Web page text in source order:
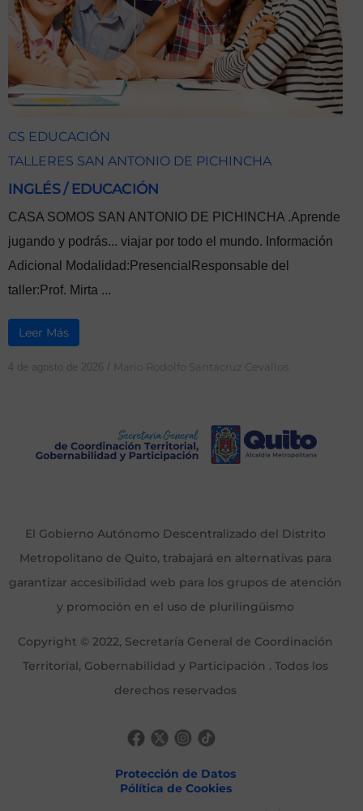
CS EDUCACIÓN
TALLERES SAN ANTONIO DE PICHINCHA
INGLÉS / EDUCACIÓN
CASA SOMOS SAN ANTONIO DE PICHINCHA .Aprende
jugando y podrás... viajar por todo el mundo. Información
Adicional Modalidad:PresencialResponsable del
taller:Prof. Mirta ...
Leer Más
4 de agosto de 2026 / Mario Rodolfo Santacruz Cevallos
El Gobierno Autónomo Descentralizado del Distrito
Metropolitano de Quito, trabajará en alternativas para
garantizar accesibilidad web para los grupos de atención
y promoción en el uso de plurilingüismo
Copyright © 2022, Secretaría General de Coordinación
Territorial, Gobernabilidad y Participación . Todos los
derechos reservados
Protección de Datos
Pólítica de Cookies